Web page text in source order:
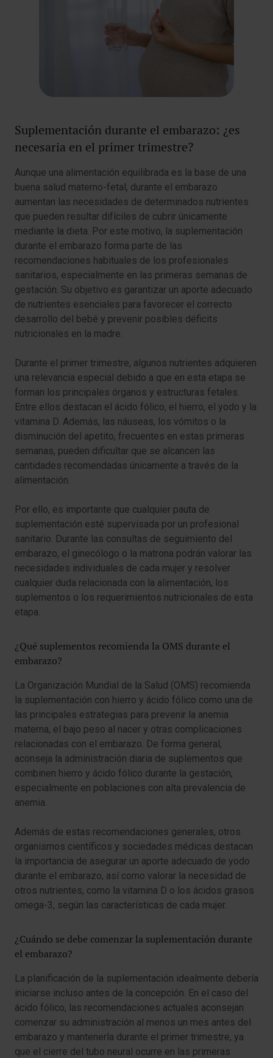
Suplementación durante el embarazo: ¿es
necesaria en el primer trimestre?
Aunque una alimentación equilibrada es la base de una
buena salud materno-fetal, durante el embarazo
aumentan las necesidades de determinados nutrientes
que pueden resultar difíciles de cubrir únicamente
mediante la dieta. Por este motivo, la suplementación
durante el embarazo forma parte de las
recomendaciones habituales de los profesionales
sanitarios, especialmente en las primeras semanas de
gestación. Su objetivo es garantizar un aporte adecuado
de nutrientes esenciales para favorecer el correcto
desarrollo del bebé y prevenir posibles déficits
nutricionales en la madre.
Durante el primer trimestre, algunos nutrientes adquieren
una relevancia especial debido a que en esta etapa se
forman los principales órganos y estructuras fetales.
Entre ellos destacan el ácido fólico, el hierro, el yodo y la
vitamina D. Además, las náuseas, los vómitos o la
disminución del apetito, frecuentes en estas primeras
semanas, pueden dificultar que se alcancen las
cantidades recomendadas únicamente a través de la
alimentación.
Por ello, es importante que cualquier pauta de
suplementación esté supervisada por un profesional
sanitario. Durante las consultas de seguimiento del
embarazo, el ginecólogo o la matrona podrán valorar las
necesidades individuales de cada mujer y resolver
cualquier duda relacionada con la alimentación, los
suplementos o los requerimientos nutricionales de esta
etapa.
¿Qué suplementos recomienda la OMS durante el
embarazo?
La Organización Mundial de la Salud (OMS) recomienda
la suplementación con hierro y ácido fólico como una de
las principales estrategias para prevenir la anemia
materna, el bajo peso al nacer y otras complicaciones
relacionadas con el embarazo. De forma general,
aconseja la administración diaria de suplementos que
combinen hierro y ácido fólico durante la gestación,
especialmente en poblaciones con alta prevalencia de
anemia.
Además de estas recomendaciones generales, otros
organismos científicos y sociedades médicas destacan
la importancia de asegurar un aporte adecuado de yodo
durante el embarazo, así como valorar la necesidad de
otros nutrientes, como la vitamina D o los ácidos grasos
omega-3, según las características de cada mujer.
¿Cuándo se debe comenzar la suplementación durante
el embarazo?
La planificación de la suplementación idealmente debería
iniciarse incluso antes de la concepción. En el caso del
ácido fólico, las recomendaciones actuales aconsejan
comenzar su administración al menos un mes antes del
embarazo y mantenerla durante el primer trimestre, ya
que el cierre del tubo neural ocurre en las primeras